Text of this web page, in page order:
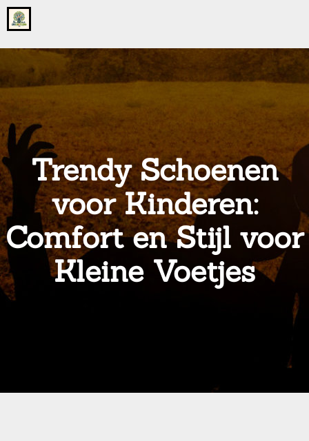
Go
to
home
onsgrotegezin.nl
Trendy Schoenen
voor Kinderen:
Comfort en Stijl voor
Kleine Voetjes